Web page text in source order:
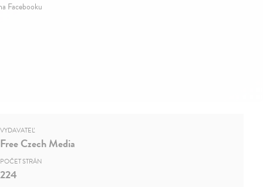
Facebooku
VYDAVATEĽ
Free Czech Media
POČET STRÁN
224